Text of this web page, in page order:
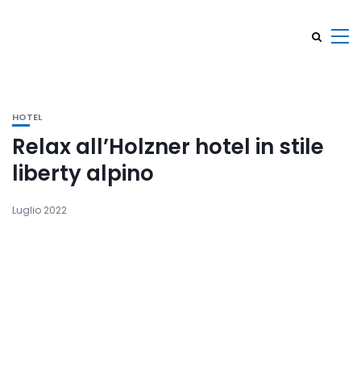
HOTEL
Relax all’Holzner hotel in stile
liberty alpino
Luglio 2022